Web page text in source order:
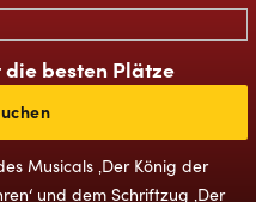
die besten Plätze